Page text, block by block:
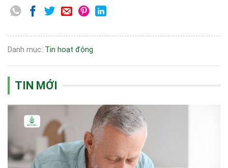
Danh mục: Tin hoạt động
TIN MỚI